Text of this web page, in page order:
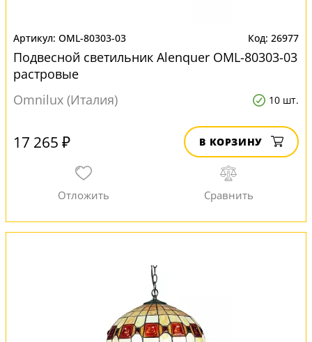
OML-80303-03 26977
Подвесной светильник Alenquer OML-80303-03
растровые
Omnilux (Италия)
10 шт.
17 265 ₽ В КОРЗИНУ